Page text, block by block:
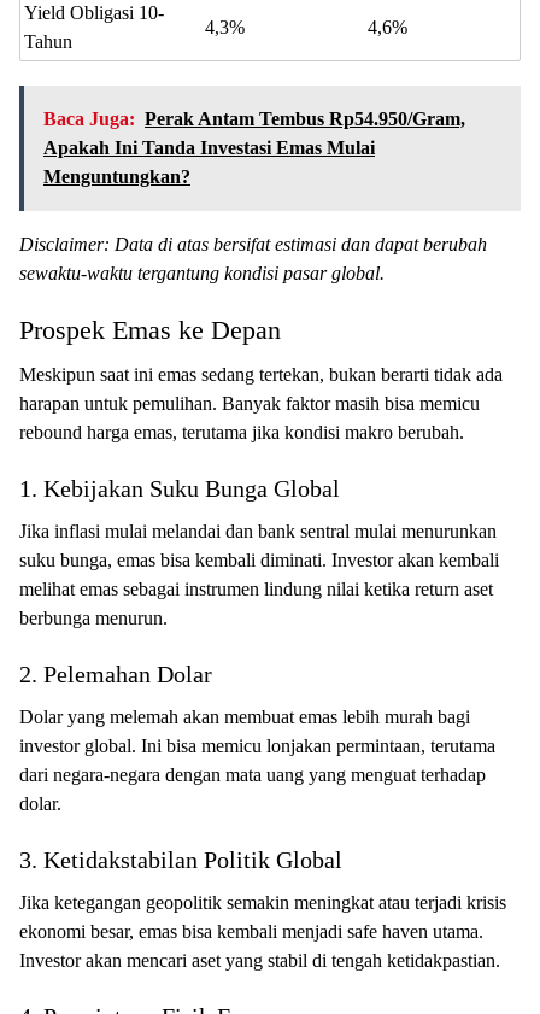
Yield Obligasi 10-
Tahun
4,3% 4,6%
Baca Juga: Perak Antam Tembus Rp54.950/Gram,
Apakah Ini Tanda Investasi Emas Mulai
Menguntungkan?
Disclaimer: Data di atas bersifat estimasi dan dapat berubah
sewaktu-waktu tergantung kondisi pasar global.
Prospek Emas ke Depan
Meskipun saat ini emas sedang tertekan, bukan berarti tidak ada
harapan untuk pemulihan. Banyak faktor masih bisa memicu
rebound harga emas, terutama jika kondisi makro berubah.
1. Kebijakan Suku Bunga Global
Jika inflasi mulai melandai dan bank sentral mulai menurunkan
suku bunga, emas bisa kembali diminati. Investor akan kembali
melihat emas sebagai instrumen lindung nilai ketika return aset
berbunga menurun.
2. Pelemahan Dolar
Dolar yang melemah akan membuat emas lebih murah bagi
investor global. Ini bisa memicu lonjakan permintaan, terutama
dari negara-negara dengan mata uang yang menguat terhadap
dolar.
3. Ketidakstabilan Politik Global
Jika ketegangan geopolitik semakin meningkat atau terjadi krisis
ekonomi besar, emas bisa kembali menjadi safe haven utama.
Investor akan mencari aset yang stabil di tengah ketidakpastian.